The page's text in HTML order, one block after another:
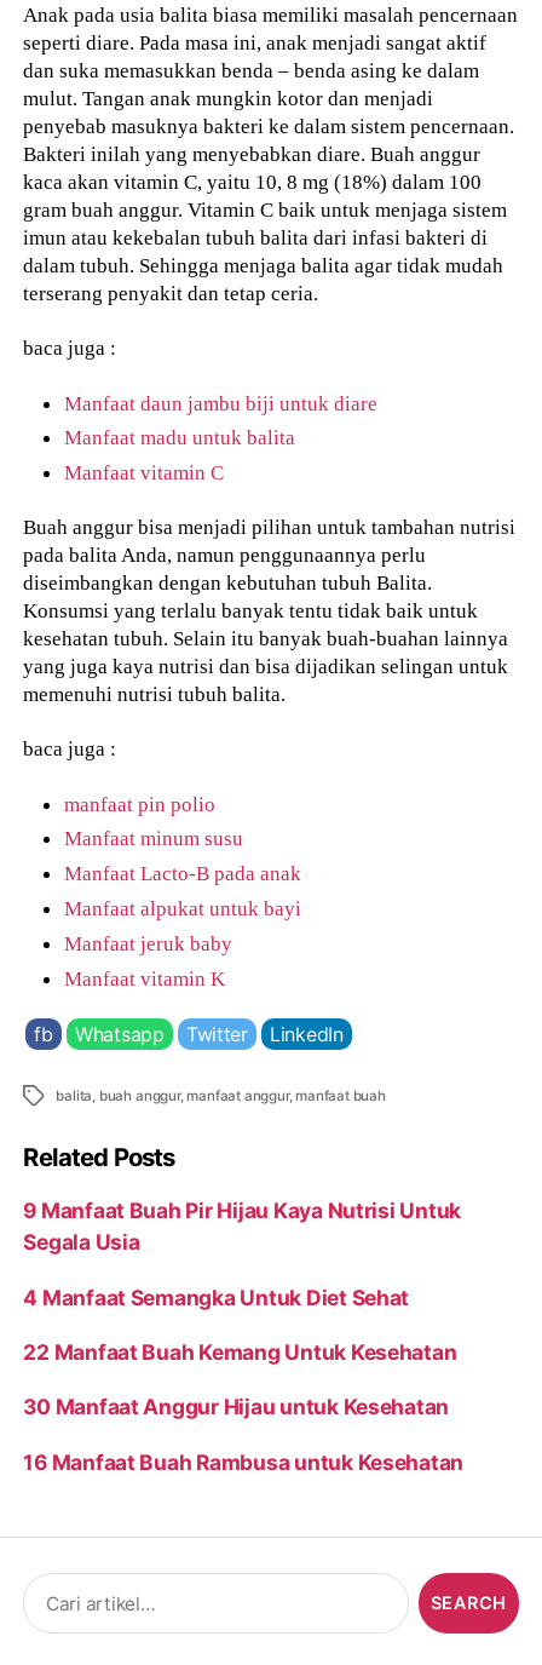
Anak pada usia balita biasa memiliki masalah pencernaan
seperti diare. Pada masa ini, anak menjadi sangat aktif
dan suka memasukkan benda – benda asing ke dalam
mulut. Tangan anak mungkin kotor dan menjadi
penyebab masuknya bakteri ke dalam sistem pencernaan.
Bakteri inilah yang menyebabkan diare. Buah anggur
kaca akan vitamin C, yaitu 10, 8 mg (18%) dalam 100
gram buah anggur. Vitamin C baik untuk menjaga sistem
imun atau kekebalan tubuh balita dari infasi bakteri di
dalam tubuh. Sehingga menjaga balita agar tidak mudah
terserang penyakit dan tetap ceria.
baca juga :
Manfaat daun jambu biji untuk diare
Manfaat madu untuk balita
Manfaat vitamin C
Buah anggur bisa menjadi pilihan untuk tambahan nutrisi
pada balita Anda, namun penggunaannya perlu
diseimbangkan dengan kebutuhan tubuh Balita.
Konsumsi yang terlalu banyak tentu tidak baik untuk
kesehatan tubuh. Selain itu banyak buah-buahan lainnya
yang juga kaya nutrisi dan bisa dijadikan selingan untuk
memenuhi nutrisi tubuh balita.
baca juga :
manfaat pin polio
Manfaat minum susu
Manfaat Lacto-B pada anak
Manfaat alpukat untuk bayi
Manfaat jeruk baby
Manfaat vitamin K
fb Whatsapp Twitter LinkedIn
Tags balita buah anggur,manfaat anggur,manfaat buah
Related Posts
9 Manfaat Buah Pir Hijau Kaya Nutrisi Untuk
Segala Usia
4 Manfaat Semangka Untuk Diet Sehat
22 Manfaat Buah Kemang Untuk Kesehatan
30 Manfaat Anggur Hijau untuk Kesehatan
16 Manfaat Buah Rambusa untuk Kesehatan
Search
for: